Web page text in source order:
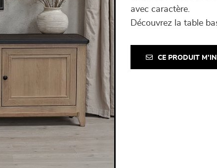
avec caractère.
Découvrez la table
CE PRODUIT